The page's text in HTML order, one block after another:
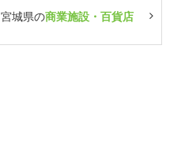
宮城県の商業施設・百貨店